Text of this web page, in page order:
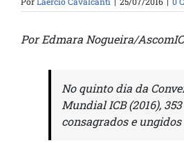
Por Edmara Nogueira/
No quinto dia da
Mundial ICB (2016),
consagrados e ungidos